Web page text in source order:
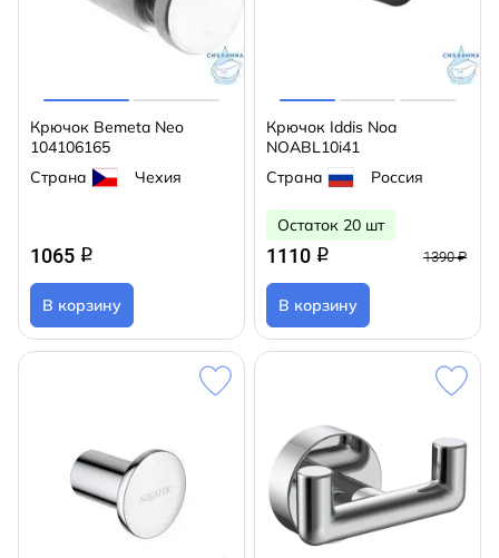
Крючок Bemeta Neo
104106165
Страна
Чехия
1065 q
В корзину
Крючок Iddis Noa
NOABL10i41
Страна
Россия
Остаток 20 шт
1110 q 1390 ₽
В корзину